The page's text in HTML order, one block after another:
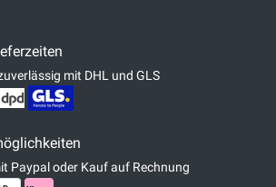
mit DHL und GLS
Paypal oder Kauf auf Rechnung